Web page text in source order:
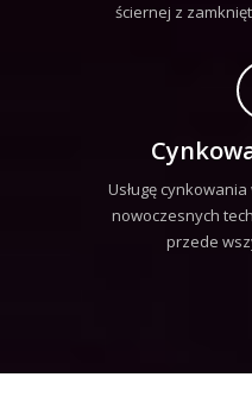
ściernej z
Usługę
nowoczesnych
przede